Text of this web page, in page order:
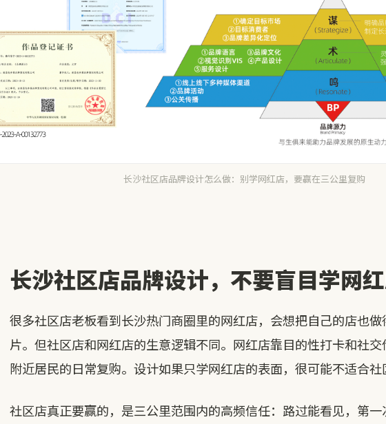
长沙社区店品牌设计怎么做：别学网红店，要赢在三公里复购
长沙社区店品牌设计，不要盲目学网
很多社区店老板看到长沙热门商圈里的网红店，会想把自己的店也
片。但社区店和网红店的生意逻辑不同。网红店靠目的性打卡和社
附近居民的日常复购。设计如果只学网红店的表面，很可能不适合社
社区店真正要赢的，是三公里范围内的高频信任：路过能看见，第